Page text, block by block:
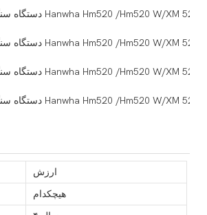
ارزش
هیچکدام